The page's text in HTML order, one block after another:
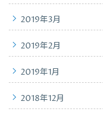
2019年3月
2019年2月
2019年1月
2018年12月